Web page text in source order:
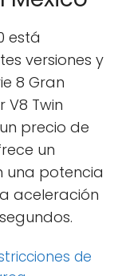
está
versiones y
8 Gran
Twin
precio de
un
una potencia
aceleración
de